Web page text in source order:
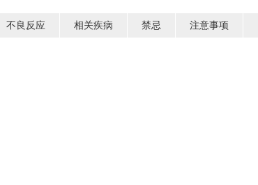
不良反应 相关疾病 禁忌 注意事项